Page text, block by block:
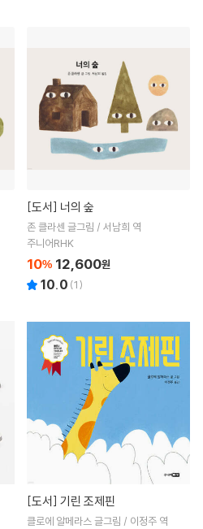
[도서] 너의 숲
존 클라센 글그림 / 서남희 역
주니어RHK
10% 12,600원
10.0 (1)
[도서] 기린 조제핀
클로에 알메라스 글그림 / 이정주 역